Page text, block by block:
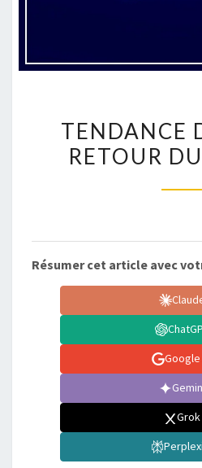
:
TENDANCE
RETOUR
Résumer cet article avec
Google
Grok